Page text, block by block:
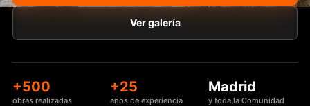
Ver galería
+500
obras realizadas
+25
años de experiencia
Madrid
y toda la Comunidad